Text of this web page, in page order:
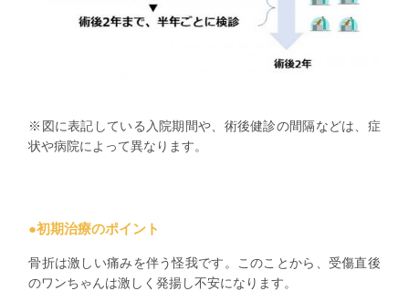
※図に表記している入院期間や、術後健診の間隔などは、症
状や病院によって異なります。
●初期治療のポイント
骨折は激しい痛みを伴う怪我です。このことから、受傷直後
のワンちゃんは激しく発揚し不安になります。